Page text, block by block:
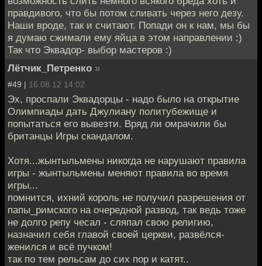
правдивого, что бы потом сливать через него дезу.
Наши вроде, так и считают. Попади он к нам, мы бы
я думаю сжимали ему яйца в этом направлении :)
Так что Эквадор- выбор мастеров :)
Лётчик_Петренко »
#49 | 16.08.12 14:02
Эх, проспали Эквадорцы - надо было на открытие
Олимпиады дать Джулиану политубежище и
попытаться его вывезти. Вряд ли омрачили бы
британцы Игры скандалом.
Хотя...жынтыльмены никогда не нарушают правила
игры - жынтыльмены меняют правила во время
игры...
помнится, ихний король не получил разрешения от
папы_римского на очередной развод, так ведь тоже
не долго репу чесал - сляпал свою религию,
назначил себя главой своей церкви, развёлся-
женился и всё пучком!
так по тем рельсам до сих пор и катят..